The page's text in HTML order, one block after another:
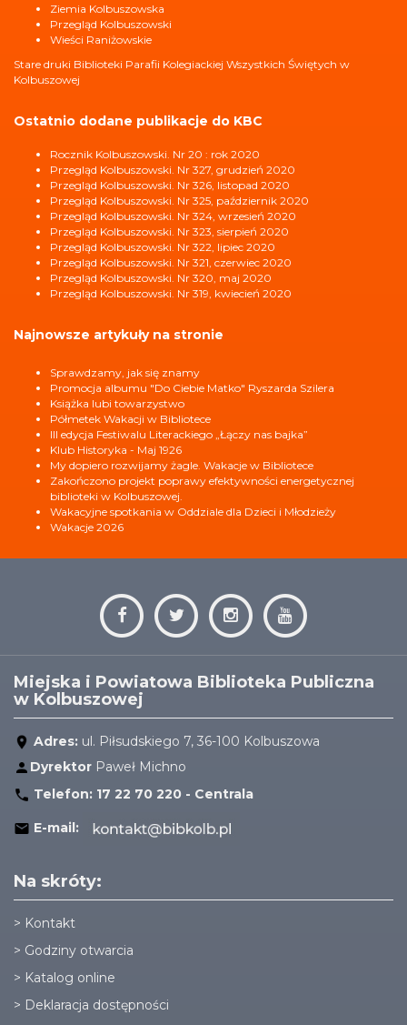
Ziemia Kolbuszowska
Przegląd Kolbuszowski
Wieści Raniżowskie
Stare druki Biblioteki Parafii Kolegiackiej Wszystkich Świętych w
Kolbuszowej
Ostatnio dodane publikacje do KBC
Rocznik Kolbuszowski. Nr 20 : rok 2020
Przegląd Kolbuszowski. Nr 327, grudzień 2020
Przegląd Kolbuszowski. Nr 326, listopad 2020
Przegląd Kolbuszowski. Nr 325, październik 2020
Przegląd Kolbuszowski. Nr 324, wrzesień 2020
Przegląd Kolbuszowski. Nr 323, sierpień 2020
Przegląd Kolbuszowski. Nr 322, lipiec 2020
Przegląd Kolbuszowski. Nr 321, czerwiec 2020
Przegląd Kolbuszowski. Nr 320, maj 2020
Przegląd Kolbuszowski. Nr 319, kwiecień 2020
Najnowsze artykuły na stronie
Sprawdzamy, jak się znamy
Promocja albumu "Do Ciebie Matko" Ryszarda Szilera
Książka lubi towarzystwo
Półmetek Wakacji w Bibliotece
III edycja Festiwalu Literackiego „Łączy nas bajka”
Klub Historyka - Maj 1926
My dopiero rozwijamy żagle. Wakacje w Bibliotece
Zakończono projekt poprawy efektywności energetycznej
biblioteki w Kolbuszowej.
Wakacyjne spotkania w Oddziale dla Dzieci i Młodzieży
Wakacje 2026
Miejska i Powiatowa Biblioteka Publiczna
w Kolbuszowej
Adres: ul. Piłsudskiego 7, 36-100 Kolbuszowa
Dyrektor Paweł Michno
Telefon: 17 22 70 220 - Centrala
E-mail:
Na skróty:
> Kontakt
> Godziny otwarcia
> Katalog online
> Deklaracja dostępności